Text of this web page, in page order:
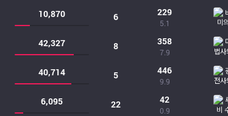
10,870 6 229
5.1
42,327 8 358
7.9
40,714 5 446
9.9
6,095 22 42
0.9